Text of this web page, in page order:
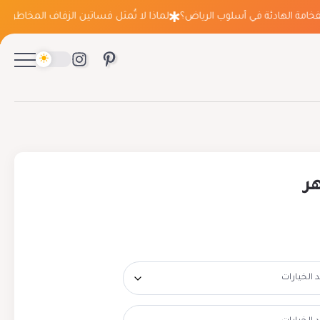
الهادئة في أسلوب الرياض؟ لماذا لا تُمثل فساتين الزفاف المخاطرة التي